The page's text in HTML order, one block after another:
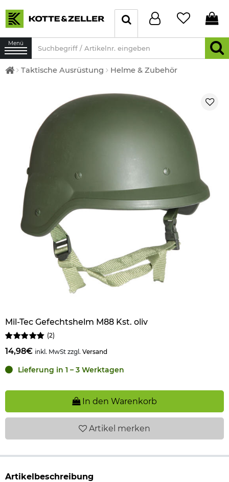
Menü
Taktische Ausrüstung Helme & Zubehör
Mil-Tec Gefechtshelm M88 Kst. oliv
(2)
14,98€ inkl. MwSt zzgl. Versand
Lieferung in 1 – 3 Werktagen
In den Warenkorb
Artikel merken
Artikelbeschreibung